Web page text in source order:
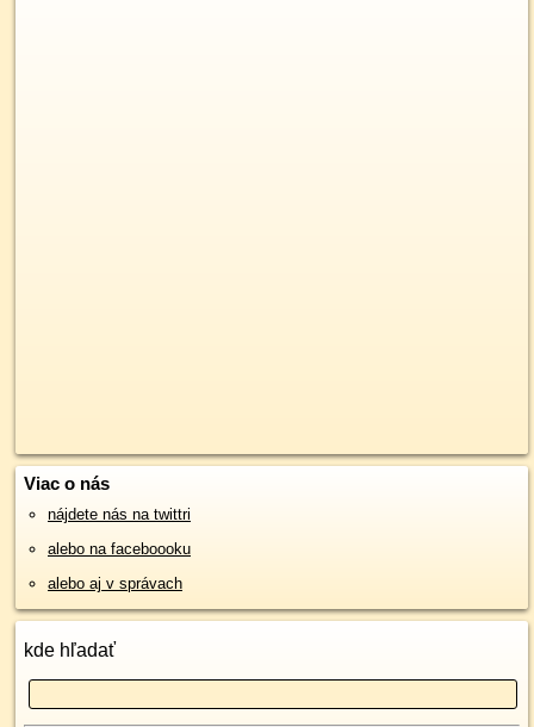
Viac o nás
nájdete nás na twittri
alebo na faceboooku
alebo aj v správach
kde hľadať